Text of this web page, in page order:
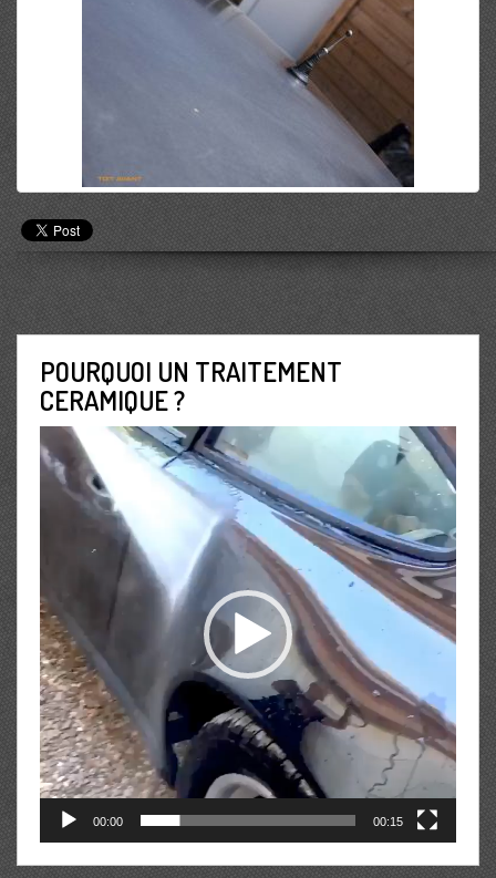
POURQUOI UN TRAITEMENT
CERAMIQUE ?
Lecteur
vidéo
00:00 00:15